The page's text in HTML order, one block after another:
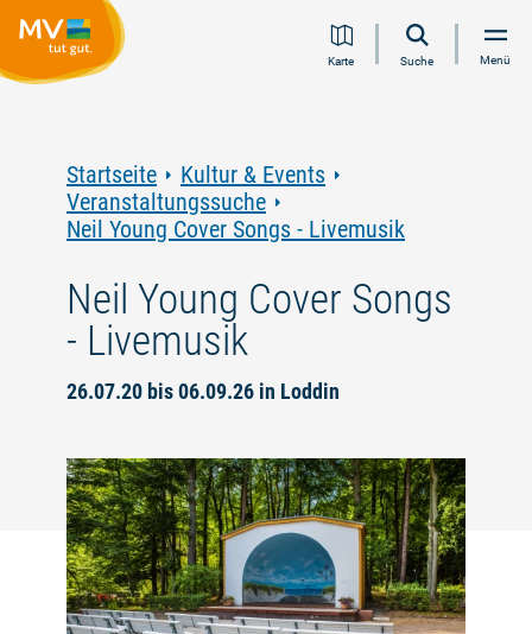
Inhalt
Navigation
Volltextsuche
FooterKarte Suche Menü
Startseite
Kultur & Events
Veranstaltungssuche
Neil Young Cover Songs - Livemusik
Neil Young Cover Songs
- Livemusik
26.07.20 bis 06.09.26 in Loddin